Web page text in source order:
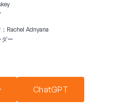
Rachel Adnyana
ー
ChatGPT